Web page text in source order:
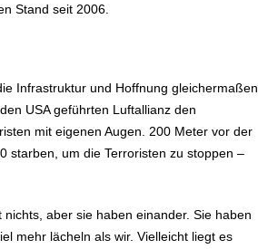
Stand seit 2006.
Infrastruktur und Hoffnung gleichermaßen
USA geführten Luftallianz den
mit eigenen Augen. 200 Meter vor der
starben, um die Terroristen zu stoppen –
aber sie haben einander. Sie haben
mehr lächeln als wir. Vielleicht liegt es